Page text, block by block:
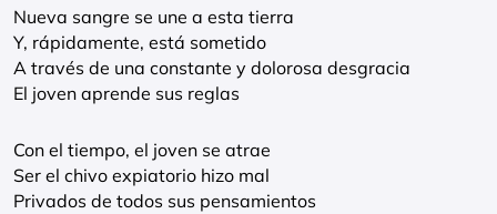
Nueva sangre se une a esta tierra
Y, rápidamente, está sometido
A través de una constante y dolorosa desgracia
El joven aprende sus reglas
Con el tiempo, el joven se atrae
Ser el chivo expiatorio hizo mal
Privados de todos sus pensamientos